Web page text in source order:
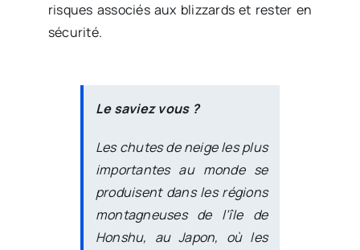
risques associés aux blizzards et rester en
sécurité.
Le saviez vous ?
Les chutes de neige les plus
importantes au monde se
produisent dans les régions
montagneuses de l’île de
Honshu, au Japon, où les